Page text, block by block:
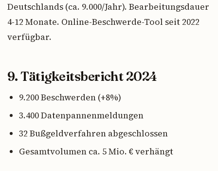
Deutschlands (ca. 9.000/Jahr). Bearbeitungsdauer
4-12 Monate. Online-Beschwerde-Tool seit 2022
verfügbar.
9. Tätigkeitsbericht 2024
9.200 Beschwerden (+8%)
3.400 Datenpannenmeldungen
32 Bußgeldverfahren abgeschlossen
Gesamtvolumen ca. 5 Mio. € verhängt